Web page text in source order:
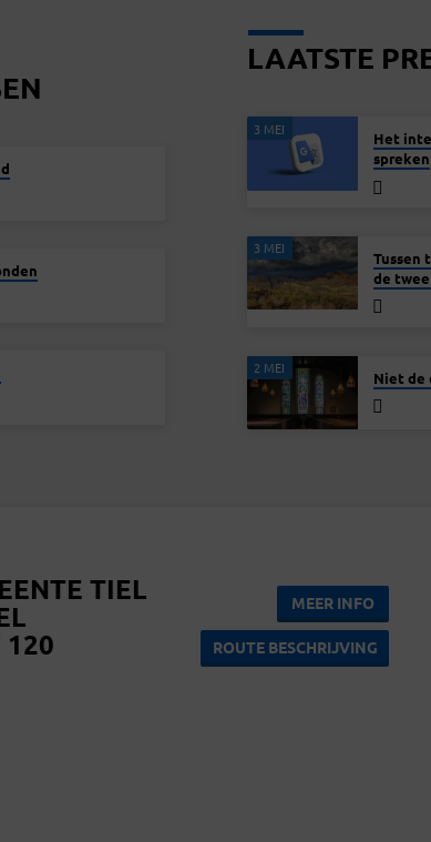
LAATSTE
3 MEI
Het
spreken
3 MEI
Tussen
de
2 MEI
Niet de
TIEL
120
MEER INFO
ROUTE BESCHRIJVING